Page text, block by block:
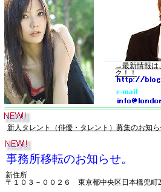
e-mail
事務所移転のお知らせ。
新住所
〒１０３－００２６ 東京都中央区日本橋兜町
新人タレント（俳優・タレント）募集のお知
→最新情報は
ク！！